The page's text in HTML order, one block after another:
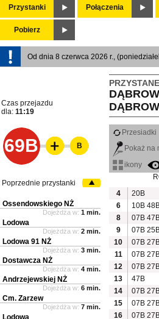
Przystanki Połączenia
Pobierz
Od dnia 8 czerwca 2026 r.,
Czas przejazdu
dla: 11:19
69B
Przesiadki
Pokaż na
ikony
4
20B
6
10B
8
07B
9
07B
10
07B
11
07B
12
07B
13
47B
14
07B
15
07B
16
07B
B
Poprzednie przystanki
Ossendowskiego NŻ
Dojeżdża w: 1 min.
Lodowa
Dojeżdża w: 2 min.
Lodowa 91 NŻ
Dojeżdża w: 3 min.
Dostawcza NŻ
Dojeżdża w: 4 min.
Andrzejewskiej NŻ
Dojeżdża w: 6 min.
Cm. Zarzew
Dojeżdża w: 7 min.
Lodowa